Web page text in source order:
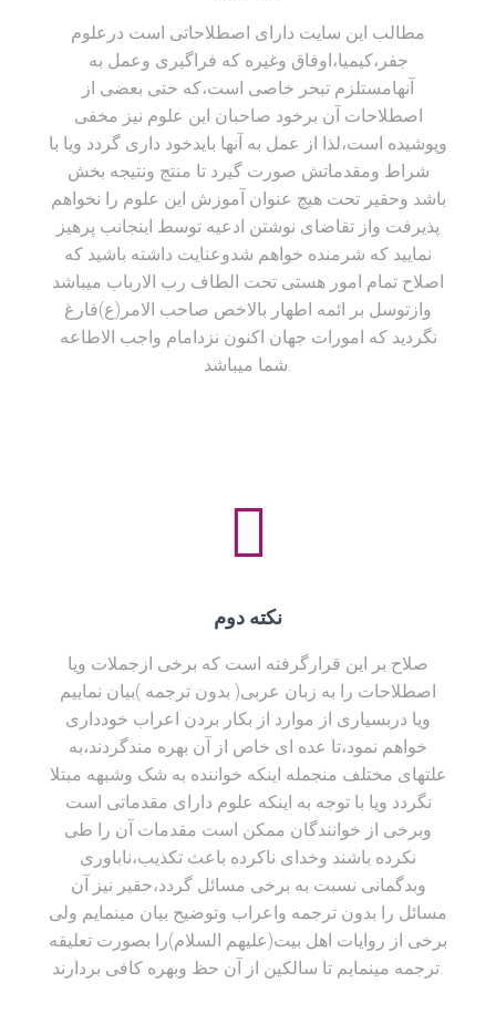
مطالب این سایت دارای اصطلاحاتی است درعلوم
جفر،کیمیا،اوفاق وغیره که فراگیری وعمل به
آنهامستلزم تبحر خاصی است،که حتی بعضی از
اصطلاحات آن برخود صاحبان این علوم نیز مخفی
وپوشیده است،لذا از عمل به آنها بایدخود داری گردد ویا با
شراط ومقدماتش صورت گیرد تا منتج ونتیجه بخش
باشد وحقیر تحت هیچ عنوان آموزش این علوم را نخواهم
پذیرفت واز تقاضای نوشتن ادعیه توسط اینجانب پرهیز
نمایید که شرمنده خواهم شدوعنایت داشته باشید که
اصلاح تمام امور هستی تحت الطاف رب الارباب میباشد
وازتوسل بر ائمه اطهار بالاخص صاحب الامر(ع)فارغ
نگردید که امورات جهان اکنون نزدامام واجب الاطاعه
نکته دوم
صلاح بر این قرارگرفته است که برخی ازجملات ویا
اصطلاحات را به زبان عربی( بدون ترجمه )بیان نماییم
ویا دربسیاری از موارد از بکار بردن اعراب خودداری
خواهم نمود،تا عده ای خاص از آن بهره مندگردند،به
علتهای مختلف منجمله اینکه خواننده به شک وشبهه مبتلا
نگردد ویا با توجه به اینکه علوم دارای مقدماتی است
وبرخی از خوانندگان ممکن است مقدمات آن را طی
نکرده باشند وخدای ناکرده باعث تکذیب،ناباوری
وبدگمانی نسبت به برخی مسائل گردد،حقیر نیز آن
مسائل را بدون ترجمه واعراب وتوضیح بیان مینمایم ولی
برخی از روایات اهل بیت(علیهم السلام)را بصورت تعلیقه